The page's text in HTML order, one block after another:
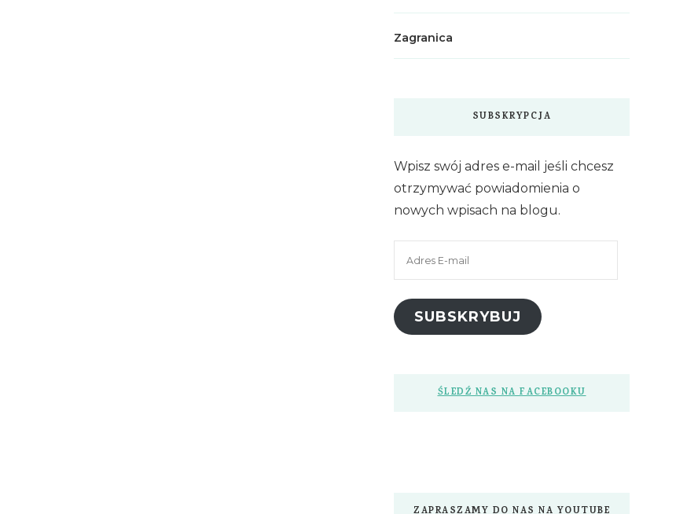
Zagranica
SUBSKRYPCJA
Wpisz swój adres e-mail jeśli chcesz
otrzymywać powiadomienia o
nowych wpisach na blogu.
SUBSKRYBUJ
ŚLEDŹ NAS NA FACEBOOKU